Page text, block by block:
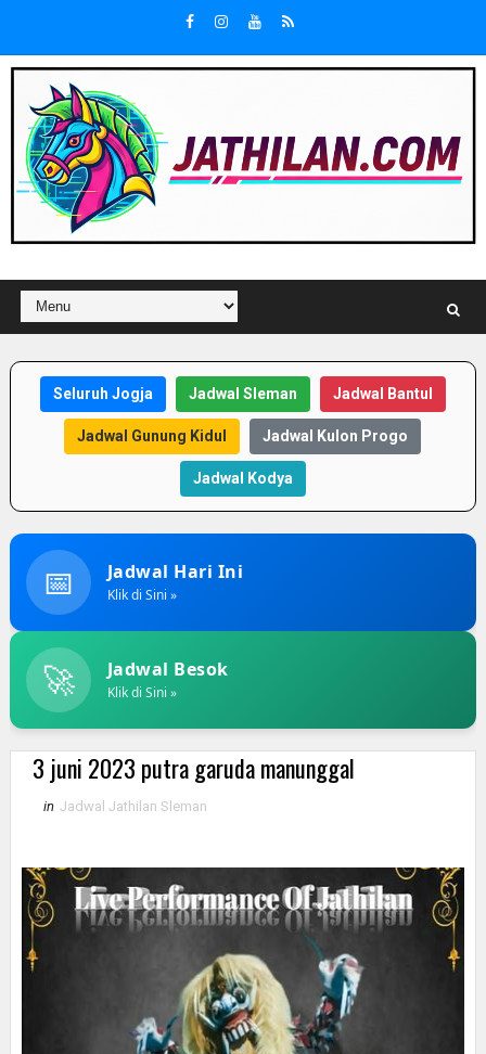
Seluruh Jogja Jadwal Sleman Jadwal Bantul
Jadwal Gunung Kidul Jadwal Kulon Progo
Jadwal Kodya
📅 Jadwal Hari Ini
Klik di Sini »
🚀 Jadwal Besok
Klik di Sini »
3 juni 2023 putra garuda manunggal
in Jadwal Jathilan Sleman